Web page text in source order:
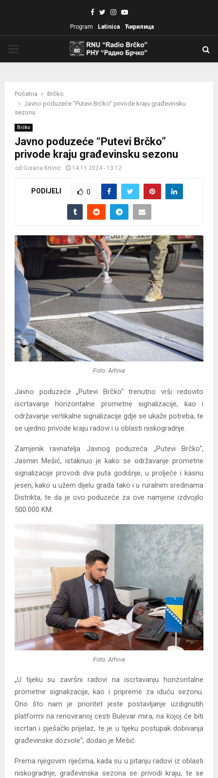
Facebook
TwitterInstagram
Youtube
Program Latinica Ћирилица
Početna
Brčko
Javno poduzeće “Putevi Brčko” privode kraju građevinsku
sezonu
Brčko
Javno poduzeće “Putevi Brčko”
privode kraju građevinsku sezonu
od Gorana Krtinić 14.11.2024 - 13:12
PODIJELI 0
Foto: Arhiva
Javno poduzeće „Putevi Brčko“ trenutno vrši redovito
iscrtavanje horizontalne prometne signalizacije, kao i
održavanje vertikalne signalizacije gdje se ukaže potreba, te
se ujedno privode kraju radovi i u oblasti niskogradnje.
Zamjenik ravnatelja Javnog poduzeća „Putevi Brčko“,
Jasmin Mešić, istaknuo je kako se održavanje prometne
signalizacije provodi dva puta godišnje, u proljeće i kasnu
jesen, kako u užem dijelu grada tako i u ruralnim sredinama
Distrikta, te da je ovo poduzeće za ove namjene izdvojilo
500.000 KM.
Foto: Arhiva
„U tijeku su završni radovi na iscrtavanju horizontalne
prometne signalizacije, kao i pripreme za iduću sezonu.
Ono što nam je prioritet jeste postavljanje uzdignutih
platformi na renoviranoj cesti Bulevar mira, na kojoj će biti
iscrtan i pješački prijelaz, te je u tijeku postupak dobivanja
građevinske dozvole“, dodao je Mešić.
Prema njegovim riječima, kada su u pitanju radovi iz oblasti
niskogradnje, građevinska sezona se privodi kraju, te se